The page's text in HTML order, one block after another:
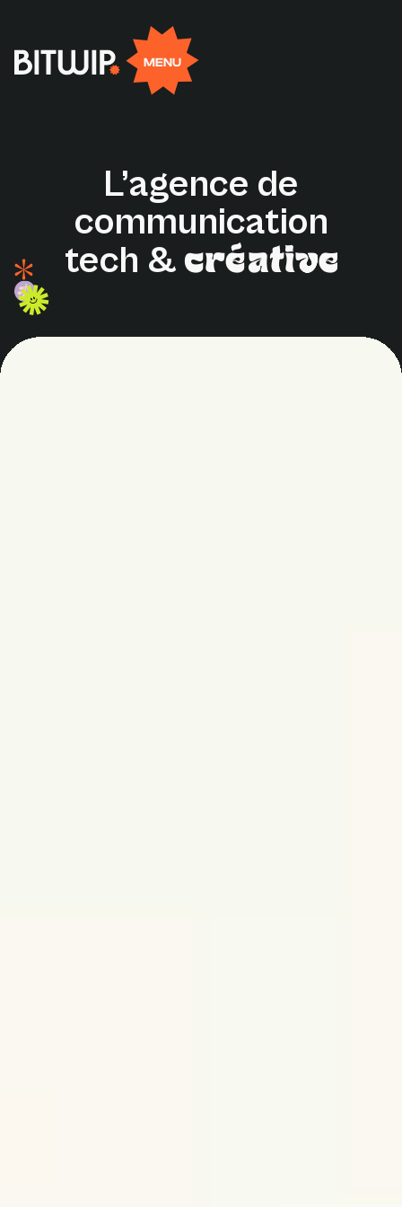
MENU
Facebook LinkedinXInstagram
EN
L’agence de
communication
tech & créative